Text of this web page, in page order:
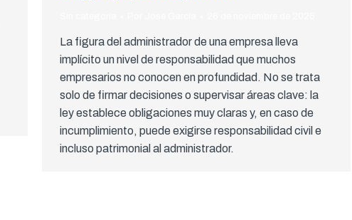
La figura del administrador de una empresa lleva
implícito un nivel de responsabilidad que muchos
empresarios no conocen en profundidad. No se trata
solo de firmar decisiones o supervisar áreas clave: la
ley establece obligaciones muy claras y, en caso de
incumplimiento, puede exigirse responsabilidad civil e
incluso patrimonial al administrador.